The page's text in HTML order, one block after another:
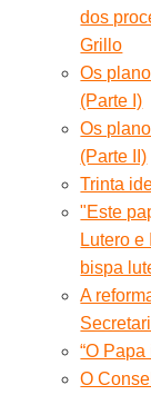
dos
Grillo
Os
(Parte I)
Os
(Parte II)
Trinta
"Este
Lutero
bispa
A
“O
O